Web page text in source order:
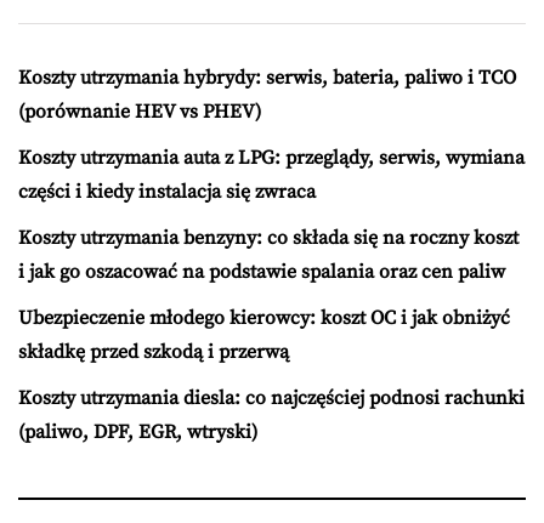
Koszty utrzymania hybrydy: serwis, bateria, paliwo i TCO
(porównanie HEV vs PHEV)
Koszty utrzymania auta z LPG: przeglądy, serwis, wymiana
części i kiedy instalacja się zwraca
Koszty utrzymania benzyny: co składa się na roczny koszt
i jak go oszacować na podstawie spalania oraz cen paliw
Ubezpieczenie młodego kierowcy: koszt OC i jak obniżyć
składkę przed szkodą i przerwą
Koszty utrzymania diesla: co najczęściej podnosi rachunki
(paliwo, DPF, EGR, wtryski)